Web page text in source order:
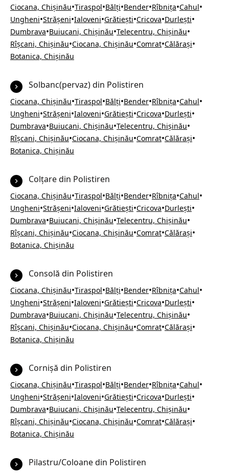
Ciocana, Chișinău•Tiraspol•Bălți•Bender•Rîbnița•Cahul•
Ungheni•Strășeni•Ialoveni•Grătiești•Cricova•Durlești•
Dumbrava•Buiucani, Chișinău•Telecentru, Chișinău•
Rîșcani, Chișinău•Ciocana, Chișinău•Comrat•Călărași•
Botanica, Chișinău
Solbanc(pervaz) din Polistiren
Ciocana, Chișinău•Tiraspol•Bălți•Bender•Rîbnița•Cahul•
Ungheni•Strășeni•Ialoveni•Grătiești•Cricova•Durlești•
Dumbrava•Buiucani, Chișinău•Telecentru, Chișinău•
Rîșcani, Chișinău•Ciocana, Chișinău•Comrat•Călărași•
Botanica, Chișinău
Colțare din Polistiren
Ciocana, Chișinău•Tiraspol•Bălți•Bender•Rîbnița•Cahul•
Ungheni•Strășeni•Ialoveni•Grătiești•Cricova•Durlești•
Dumbrava•Buiucani, Chișinău•Telecentru, Chișinău•
Rîșcani, Chișinău•Ciocana, Chișinău•Comrat•Călărași•
Botanica, Chișinău
Consolă din Polistiren
Ciocana, Chișinău•Tiraspol•Bălți•Bender•Rîbnița•Cahul•
Ungheni•Strășeni•Ialoveni•Grătiești•Cricova•Durlești•
Dumbrava•Buiucani, Chișinău•Telecentru, Chișinău•
Rîșcani, Chișinău•Ciocana, Chișinău•Comrat•Călărași•
Botanica, Chișinău
Cornișă din Polistiren
Ciocana, Chișinău•Tiraspol•Bălți•Bender•Rîbnița•Cahul•
Ungheni•Strășeni•Ialoveni•Grătiești•Cricova•Durlești•
Dumbrava•Buiucani, Chișinău•Telecentru, Chișinău•
Rîșcani, Chișinău•Ciocana, Chișinău•Comrat•Călărași•
Botanica, Chișinău
Pilastru/Coloane din Polistiren